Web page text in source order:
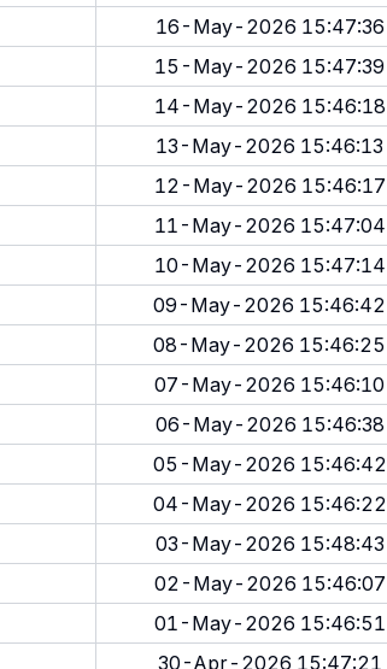
16-May-2026 15:47:36
15-May-2026 15:47:39
14-May-2026 15:46:18
13-May-2026 15:46:13
12-May-2026 15:46:17
11-May-2026 15:47:04
10-May-2026 15:47:14
09-May-2026 15:46:42
08-May-2026 15:46:25
07-May-2026 15:46:10
06-May-2026 15:46:38
05-May-2026 15:46:42
04-May-2026 15:46:22
03-May-2026 15:48:43
02-May-2026 15:46:07
01-May-2026 15:46:51
30-Apr-2026 15:47:21